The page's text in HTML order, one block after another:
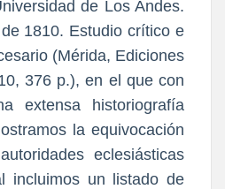
de Los Andes.
1810. Estudio crítico e
(Mérida, Ediciones
376 p.), en el que con
extensa historiografía
la equivocación
eclesiásticas
incluimos un listado de